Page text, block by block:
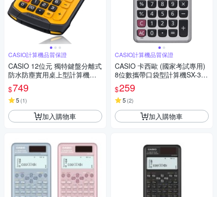
CASIO計算機品質保證
CASIO 12位元 獨特鍵盤分離式
防水防塵實用桌上型計算機WM
-320MT-大黃蜂潮流配
$749
5 (1)
加入購物車
CASIO計算機品質保證
CASIO 卡西歐 (國家考試專用)
8位數攜帶口袋型計算機SX-300
$259
5 (2)
加入購物車